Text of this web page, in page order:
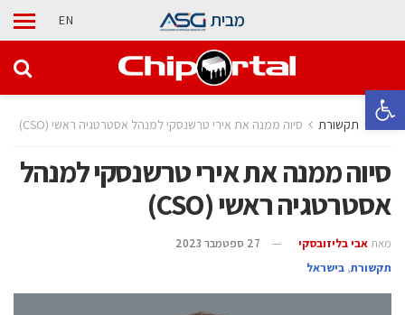
פתח סרגל נגישות
מבית EN
בית תקשורת סיוה ממנה את אירי טרשנסקי למנהל אסטרטגיה ראשי (CSO)
סיוה ממנה את אירי טרשנסקי למנהל
אסטרטגיה ראשי (CSO)
מאת אבי בליזובסקי
27 ספטמבר 2023
תקשורת, בישראל